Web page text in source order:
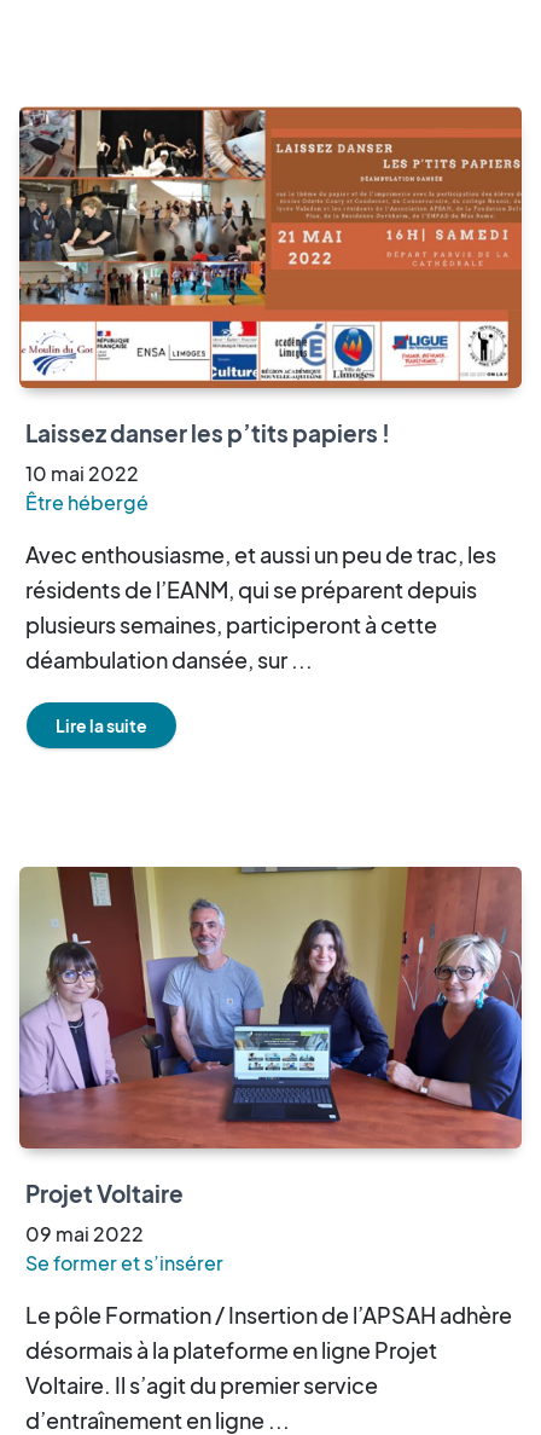
Laissez danser les p’tits papiers !
10 mai 2022
Être hébergé
Avec enthousiasme, et aussi un peu de trac, les
résidents de l’EANM, qui se préparent depuis
plusieurs semaines, participeront à cette
déambulation dansée, sur ...
Lire la suite
Projet Voltaire
09 mai 2022
Se former et s’insérer
Le pôle Formation / Insertion de l’APSAH adhère
désormais à la plateforme en ligne Projet
Voltaire. Il s’agit du premier service
d’entraînement en ligne ...